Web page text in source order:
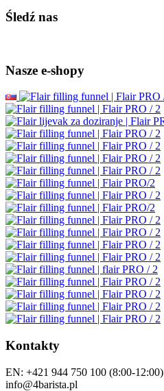
Śledź nas
Nasze e-shopy
Kontakty
EN: +421 944 750 100 (8:00-12:00)
info@4barista.pl